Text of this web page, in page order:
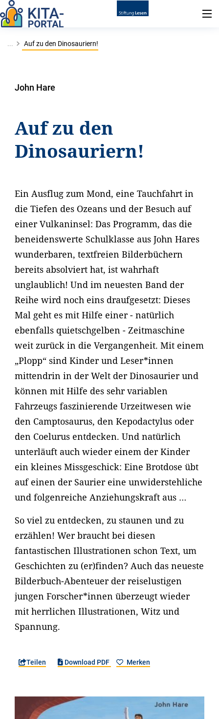
... Auf zu den Dinosauriern!
John Hare
Auf zu den
Dinosauriern!
Ein Ausflug zum Mond, eine Tauchfahrt in
die Tiefen des Ozeans und der Besuch auf
einer Vulkaninsel: Das Programm, das die
beneidenswerte Schulklasse aus John Hares
wunderbaren, textfreien Bilderbüchern
bereits absolviert hat, ist wahrhaft
unglaublich! Und im neuesten Band der
Reihe wird noch eins draufgesetzt: Dieses
Mal geht es mit Hilfe einer - natürlich
ebenfalls quietschgelben - Zeitmaschine
weit zurück in die Vergangenheit. Mit einem
„Plopp“ sind Kinder und Leser*innen
mittendrin in der Welt der Dinosaurier und
können mit Hilfe des sehr variablen
Fahrzeugs faszinierende Urzeitwesen wie
den Camptosaurus, den Kepodactylus oder
den Coelurus entdecken. Und natürlich
unterläuft auch wieder einem der Kinder
ein kleines Missgeschick: Eine Brotdose übt
auf einen der Saurier eine unwiderstehliche
und folgenreiche Anziehungskraft aus …
So viel zu entdecken, zu staunen und zu
erzählen! Wer braucht bei diesen
fantastischen Illustrationen schon Text, um
Geschichten zu (er)finden? Auch das neueste
Bilderbuch-Abenteuer der reiselustigen
jungen Forscher*innen überzeugt wieder
mit herrlichen Illustrationen, Witz und
Spannung.
Teilen Download PDF Merken